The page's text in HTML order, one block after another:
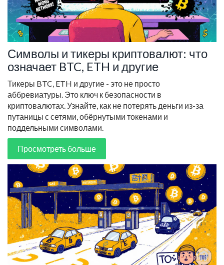
Символы и тикеры криптовалют: что
означает BTC, ETH и другие
Тикеры BTC, ETH и другие - это не просто
аббревиатуры. Это ключ к безопасности в
криптовалютах. Узнайте, как не потерять деньги из-за
путаницы с сетями, обёрнутыми токенами и
поддельными символами.
Просмотреть больше